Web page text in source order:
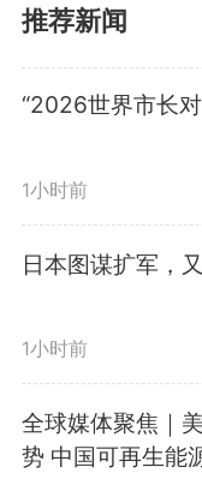
日，文化传
行。
在这场座
记发出“更
如何继续
文化强国，
推荐新闻
“2026世界市长
1小时前
日本图谋扩军，
1小时前
全球媒体聚焦｜
势 中国可再生能